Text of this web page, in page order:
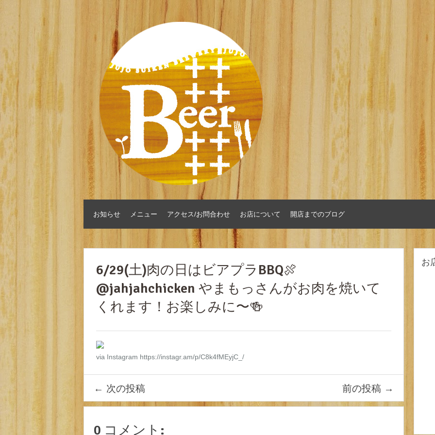
お知らせ メニュー アクセス/お問合わせ お店について 開店までのブログ
6/29(土)肉の日はビアプラBBQ🍖
@jahjahchicken やまもっさんがお肉を焼いて
くれます！お楽しみに〜🍻
via Instagram https://instagr.am/p/C8k4fMEyjC_/
← 次の投稿 前の投稿 →
0 コメント:
お